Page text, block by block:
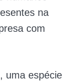
na
com
uma espécie